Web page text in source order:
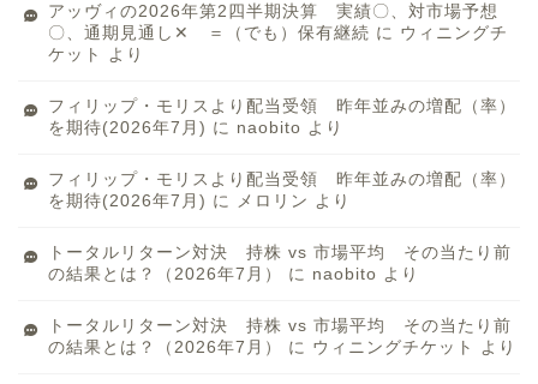
アッヴィの2026年第2四半期決算 実績〇、対市場予想
〇、通期見通し✕ ＝（でも）保有継続 に ウィニングチ
ケット
より
フィリップ・モリスより配当受領 昨年並みの増配（率）
を期待(2026年7月) に naobito より
フィリップ・モリスより配当受領 昨年並みの増配（率）
を期待(2026年7月) に メロリン より
トータルリターン対決 持株 vs 市場平均 その当たり前
の結果とは？（2026年7月）
に naobito より
トータルリターン対決 持株 vs 市場平均 その当たり前
の結果とは？（2026年7月）
に ウィニングチケット より